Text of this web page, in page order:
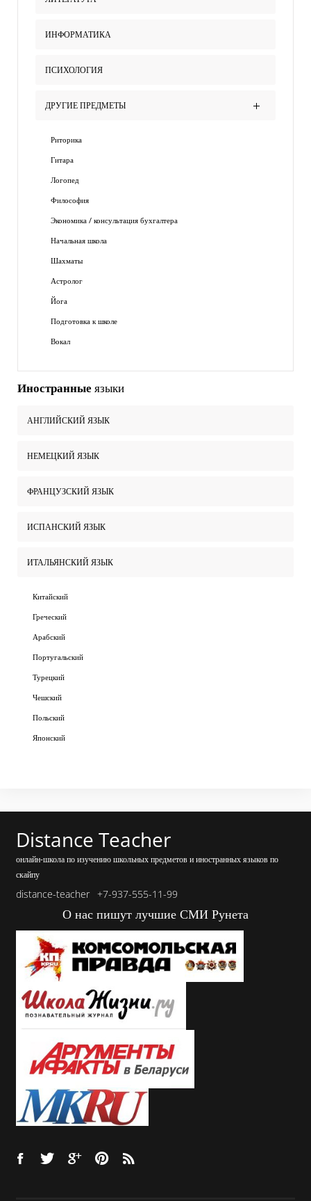
ИНФОРМАТИКА
ПСИХОЛОГИЯ
ДРУГИЕ ПРЕДМЕТЫ
Риторика
Гитара
Логопед
Философия
Экономика / консультация бухгалтера
Начальная школа
Шахматы
Астролог
Йога
Подготовка к школе
Вокал
Иностранные языки
АНГЛИЙСКИЙ ЯЗЫК
НЕМЕЦКИЙ ЯЗЫК
ФРАНЦУЗСКИЙ ЯЗЫК
ИСПАНСКИЙ ЯЗЫК
ИТАЛЬЯНСКИЙ ЯЗЫК
Китайский
Греческий
Арабский
Португальский
Турецкий
Чешский
Польский
Японский
Distance Teacher
онлайн-школа по изучению школьных предметов и иностранных языков по
скайпу
distance-teacher +7-937-555-11-99
О нас пишут лучшие СМИ Рунета